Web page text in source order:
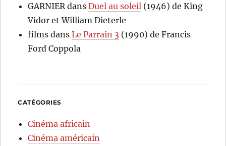
GARNIER dansDuel au soleil (1946) de King
Vidor et William Dieterle
films dansLe Parrain 3 (1990) de Francis
Ford Coppola
CATÉGORIES
Cinéma africain
Cinéma américain